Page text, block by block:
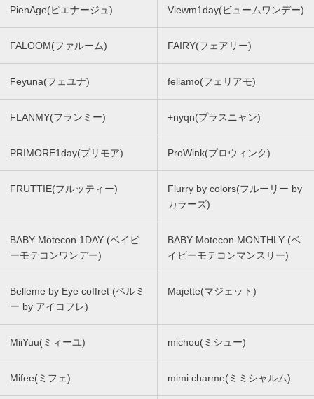
PienAge(ピエナージュ) Viewm1day(ビュームワンデー)
FALOOM(ファルーム) FAIRY(フェアリー)
Feyuna(フェユナ) feliamo(フェリアモ)
FLANMY(フランミー) +nyqn(プラスニャン)
PRIMORE1day(プリモア) ProWink(プロウィンク)
FRUTTIE(フルッティー)
Flurry by colors(フルーリー by
カラーズ)
BABY Motecon 1DAY (ベイビ
ーモテコンワンデー)
BABY Motecon MONTHLY (ベ
イビーモテコンマンスリー)
Belleme by Eye coffret (ベルミ
ー by アイコフレ)
Majette(マジェット)
MiiYuu(ミィーユ) michou(ミシュー)
Mifee(ミフェ) mimi charme(ミミシャルム)